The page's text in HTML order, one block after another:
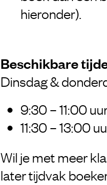
hieronder).
Beschikbare
Dinsdag &
9:30 – 11:00
11:30 – 13:00
Wil je met meer
later tijdvak